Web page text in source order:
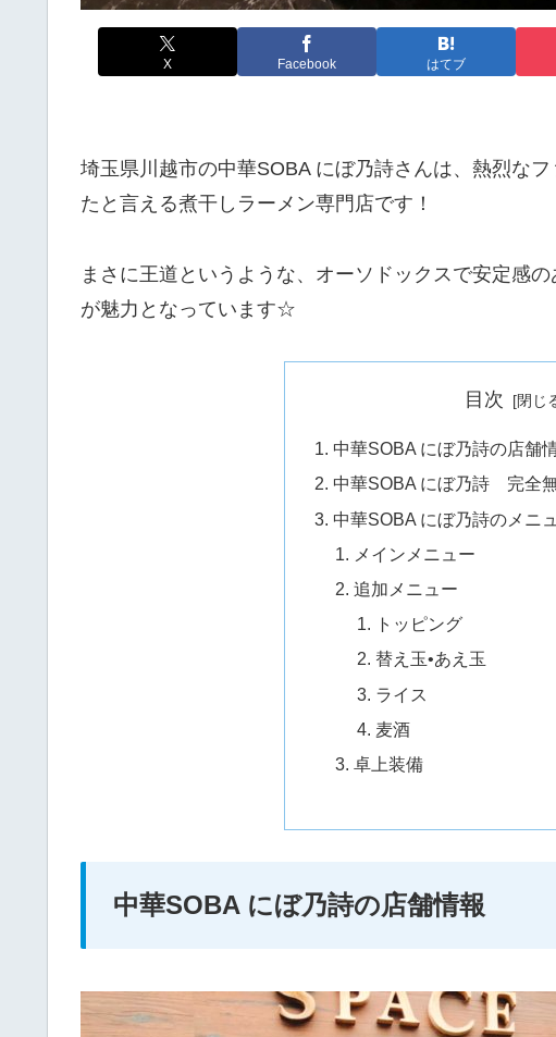
X Facebook はてブ
埼玉県川越市の中華SOBA にぼ乃詩さんは、熱烈な
たと言える煮干しラーメン専門店です！
まさに王道というような、オーソドックスで安定感
が魅力となっています☆
目次
中華SOBA にぼ乃詩の店舗
中華SOBA にぼ乃詩 完全
中華SOBA にぼ乃詩のメニ
メインメニュー
追加メニュー
トッピング
替え玉•あえ玉
ライス
麦酒
卓上装備
中華SOBA にぼ乃詩の店舗情報